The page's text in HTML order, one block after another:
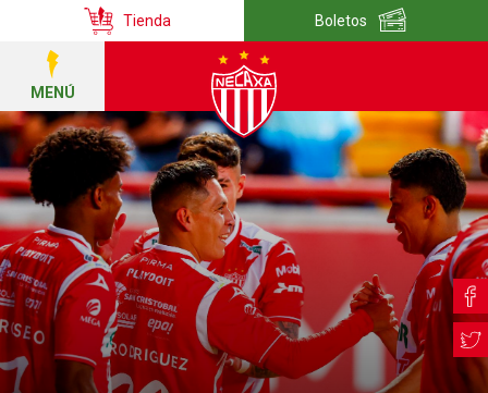
Tienda Boletos
MENÚ